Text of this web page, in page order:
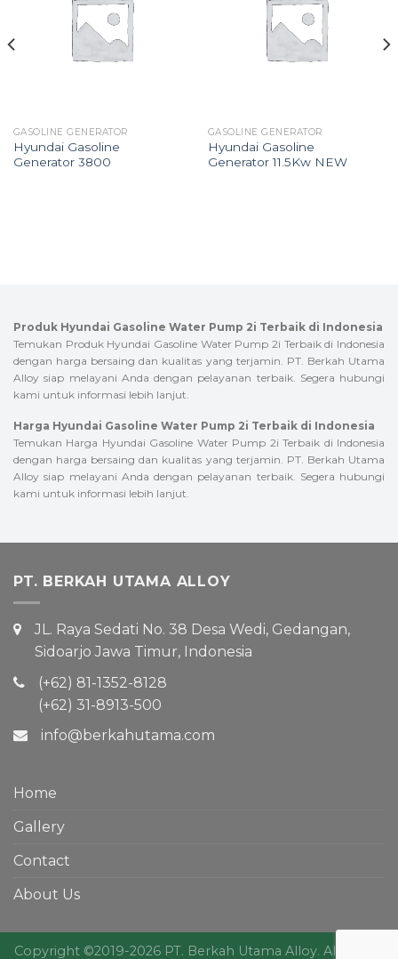
GASOLINE GENERATOR
Hyundai Gasoline
Generator 3800
GASOLINE GENERATOR
Hyundai Gasoline
Generator 11.5Kw NEW
Produk Hyundai Gasoline Water Pump 2i Terbaik di Indonesia
Temukan Produk Hyundai Gasoline Water Pump 2i Terbaik di Indonesia
dengan harga bersaing dan kualitas yang terjamin. PT. Berkah Utama
Alloy siap melayani Anda dengan pelayanan terbaik. Segera hubungi
kami untuk informasi lebih lanjut.
Harga Hyundai Gasoline Water Pump 2i Terbaik di Indonesia
Temukan Harga Hyundai Gasoline Water Pump 2i Terbaik di Indonesia
dengan harga bersaing dan kualitas yang terjamin. PT. Berkah Utama
Alloy siap melayani Anda dengan pelayanan terbaik. Segera hubungi
kami untuk informasi lebih lanjut.
PT. BERKAH UTAMA ALLOY
JL. Raya Sedati No. 38 Desa Wedi, Gedangan,
Sidoarjo Jawa Timur, Indonesia
(+62) 81-1352-8128
(+62) 31-8913-500
info@berkahutama.com
Home
Gallery
Contact
About Us
Copyright ©2019-2026 PT. Berkah Utama Alloy. All Rights